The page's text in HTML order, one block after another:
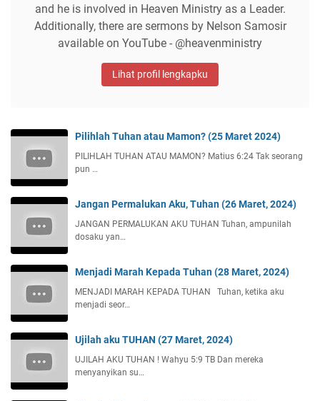
and he is involved in Heaven Ministry as a Leader.
Additionally, there are sermons by Nelson Samosir
available on YouTube - @heavenministry
Lihat profil lengkapku
Pilihlah Tuhan atau Mamon? (25 Maret 2024)
PILIHLAH TUHAN ATAU MAMON? Matius 6:24 Tak seorang
pun …
Jangan Permalukan Aku, Tuhan (26 Maret, 2024)
JANGAN PERMALUKAN AKU TUHAN Tuhan, ampunilah
dosaku yan…
Menjadi Marah Kepada Tuhan (28 Maret, 2024)
MENJADI MARAH KEPADA TUHAN Tuhan, ketika aku
menjadi seor…
Ujilah aku TUHAN (27 Maret, 2024)
UJILAH AKU TUHAN ! Wahyu 5:9 TB Dan mereka
menyanyikan su…